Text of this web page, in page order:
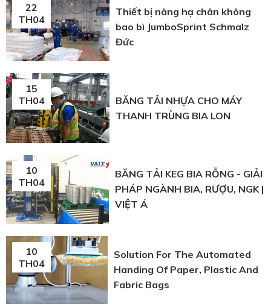
22
TH04
Thiết bị nâng hạ chân không
bao bì JumboSprint Schmalz
Đức
15
TH04
BĂNG TẢI NHỰA CHO MÁY
THANH TRÙNG BIA LON
10
TH04
BĂNG TẢI KEG BIA RỖNG - GIẢI
PHÁP NGÀNH BIA, RƯỢU, NGK |
VIỆT Á
10
TH04
Solution For The Automated
Handing Of Paper, Plastic And
Fabric Bags